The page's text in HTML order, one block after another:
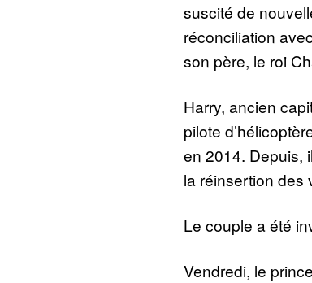
suscité de
réconciliation
son père, le roi
Harry, ancien
pilote
en 2014. Depuis,
la réinsertion des
Le couple a été
Vendredi, le